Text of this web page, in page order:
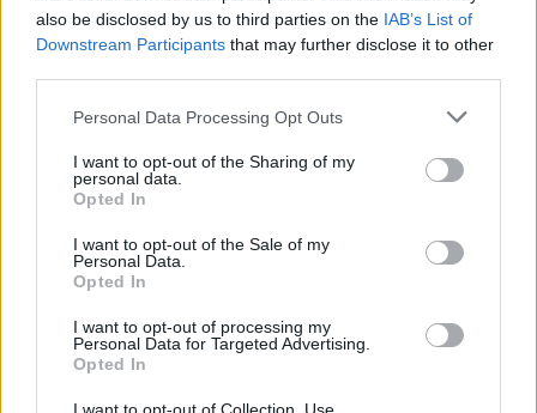
also be disclosed by us to third parties on the IAB’s List of
Downstream Participants that may further disclose it to other
Personal Data Processing Opt Outs
I want to opt-out of the Sharing of my
personal data.
Opted In
I want to opt-out of the Sale of my
Personal Data.
Opted In
I want to opt-out of processing my
Personal Data for Targeted Advertising.
Opted In
Holnapután
„Mindegy már, hogy milyen
víz, csak víz legyen” |
Holnapután
A